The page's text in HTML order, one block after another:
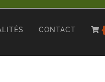
CONTACT